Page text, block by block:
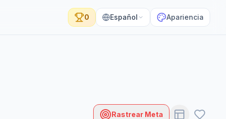
0 Español Apariencia
Rastrear Meta